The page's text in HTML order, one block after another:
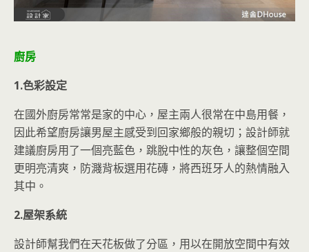
廚房
1.色彩設定
在國外廚房常常是家的中心，屋主兩人很常在中島用餐，
因此希望廚房讓男屋主感受到回家鄉般的親切；設計師就
建議廚房用了一個亮藍色，跳脫中性的灰色，讓整個空間
更明亮清爽，防濺背板選用花磚，將西班牙人的熱情融入
其中。
2.屋架系統
設計師幫我們在天花板做了分區，用以在開放空間中有效